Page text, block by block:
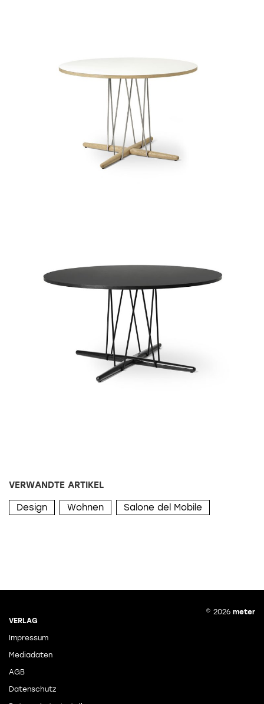
VERWANDTE ARTIKEL
Design Wohnen Salone del Mobile
VERLAG
Impressum
Mediadaten
AGB
Datenschutz
© 2026 meter